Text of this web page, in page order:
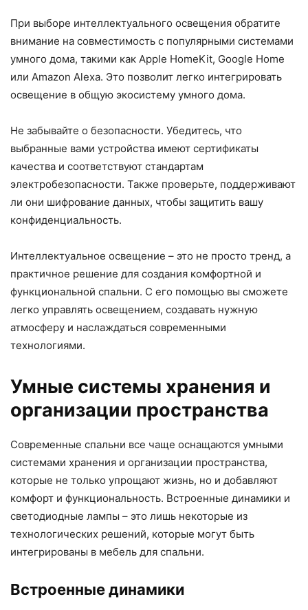
При выборе интеллектуального освещения обратите
внимание на совместимость с популярными системами
умного дома, такими как Apple HomeKit, Google Home
или Amazon Alexa. Это позволит легко интегрировать
освещение в общую экосистему умного дома.
Не забывайте о безопасности. Убедитесь, что
выбранные вами устройства имеют сертификаты
качества и соответствуют стандартам
электробезопасности. Также проверьте, поддерживают
ли они шифрование данных, чтобы защитить вашу
конфиденциальность.
Интеллектуальное освещение – это не просто тренд, а
практичное решение для создания комфортной и
функциональной спальни. С его помощью вы сможете
легко управлять освещением, создавать нужную
атмосферу и наслаждаться современными
технологиями.
Умные системы хранения и
организации пространства
Современные спальни все чаще оснащаются умными
системами хранения и организации пространства,
которые не только упрощают жизнь, но и добавляют
комфорт и функциональность. Встроенные динамики и
светодиодные лампы – это лишь некоторые из
технологических решений, которые могут быть
интегрированы в мебель для спальни.
Встроенные динамики